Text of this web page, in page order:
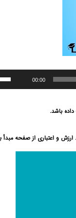
00:00
باشد.
و اعتباری از صفحه مبدأ